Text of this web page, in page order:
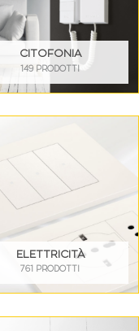
CITOFONIA
149 PRODOTTI
ELETTRICITÀ
761 PRODOTTI